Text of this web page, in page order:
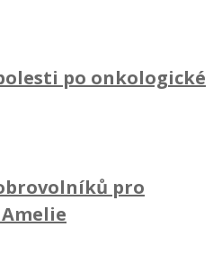
po onkologické
pro